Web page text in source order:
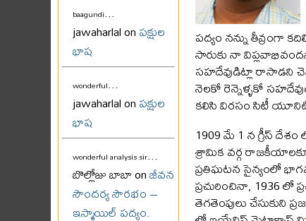
baagundi...
jawaharlal onపక్షుల
భాష
wonderful...
jawaharlal onపక్షుల
భాష
wonderful analysis sir...
బొల్లోజు బాబా onజీవన
సౌందర్య సౌరభం –
ఇస్మాయిల్ పద్యం.
పద్యం నన్ను తీవ్రంగా
సారుకు నా
సహదేవుడిట్లా రాసాడని
నెలకో రెన్నెళ్ళకో
కలిసి విరసం సిటీ
1909 మే 1 న గ్రీస్
శ్రామిక వర్గ
ప్రతిఘటన సైన్యంలో
ప్రచురించినా, 1936
తెగతెంపులు చేసుకుని